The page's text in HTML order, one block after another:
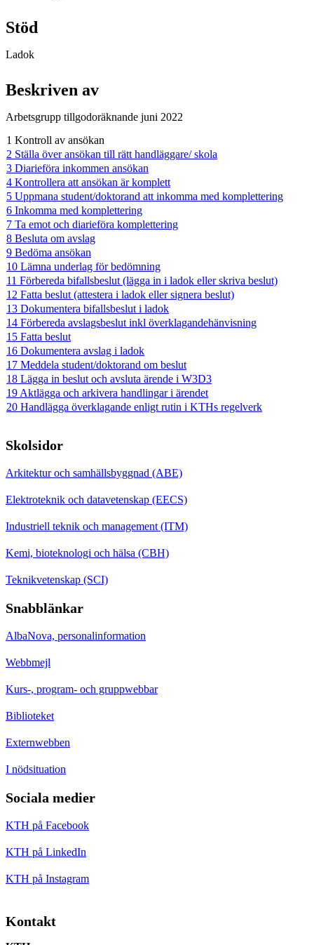
Stöd
Ladok
Beskriven av
Arbetsgrupp tillgodoräknande juni 2022
1 Kontroll av ansökan
2 Ställa över ansökan till rätt handläggare/ skola
3 Diarieföra inkommen ansökan
4 Kontrollera att ansökan är komplett
5 Uppmana student/doktorand att inkomma med komplettering
6 Inkomma med komplettering
7 Ta emot och diarieföra komplettering
8 Besluta om avslag
9 Bedöma ansökan
10 Lämna underlag för bedömning
11 Förbereda bifallsbeslut (lägga in i ladok eller skriva beslut)
12 Fatta beslut (attestera i ladok eller signera beslut)
13 Dokumentera bifallsbeslut i ladok
14 Förbereda avslagsbeslut inkl överklagandehänvisning
15 Fatta beslut
16 Dokumentera avslag i ladok
17 Meddela student/doktorand om beslut
18 Lägga in beslut och avsluta ärende i W3D3
19 Aktlägga och arkivera handlingar i ärendet
20 Handlägga överklagande enligt rutin i KTHs regelverk
Skolsidor
Arkitektur och samhällsbyggnad (ABE)
Elektroteknik och datavetenskap (EECS)
Industriell teknik och management (ITM)
Kemi, bioteknologi och hälsa (CBH)
Teknikvetenskap (SCI)
Snabblänkar
AlbaNova, personalinformation
Webbmejl
Kurs-, program- och gruppwebbar
Biblioteket
Externwebben
I nödsituation
Sociala medier
KTH på Facebook
KTH på LinkedIn
KTH på Instagram
Kontakt